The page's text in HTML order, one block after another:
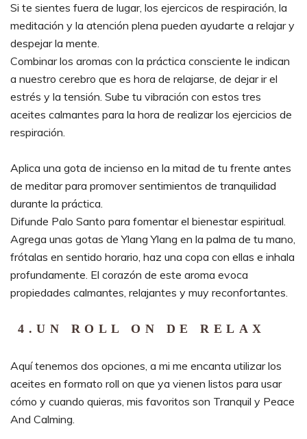
Si te sientes fuera de lugar, los ejercicos de respiración, la
meditación y la atención plena pueden ayudarte a relajar y
despejar la mente.
Combinar los aromas con la práctica consciente le indican
a nuestro cerebro que es hora de relajarse, de dejar ir el
estrés y la tensión. Sube tu vibración con estos tres
aceites calmantes para la hora de realizar los ejercicios de
respiración.
Aplica una gota de incienso en la mitad de tu frente antes
de meditar para promover sentimientos de tranquilidad
durante la práctica.
Difunde Palo Santo para fomentar el bienestar espiritual.
Agrega unas gotas de Ylang Ylang en la palma de tu mano,
frótalas en sentido horario, haz una copa con ellas e inhala
profundamente. El corazón de este aroma evoca
propiedades calmantes, relajantes y muy reconfortantes.
4 .UN ROLL ON DE RELAX
Aquí tenemos dos opciones, a mi me encanta utilizar los
aceites en formato roll on que ya vienen listos para usar
cómo y cuando quieras, mis favoritos son Tranquil y Peace
And Calming.